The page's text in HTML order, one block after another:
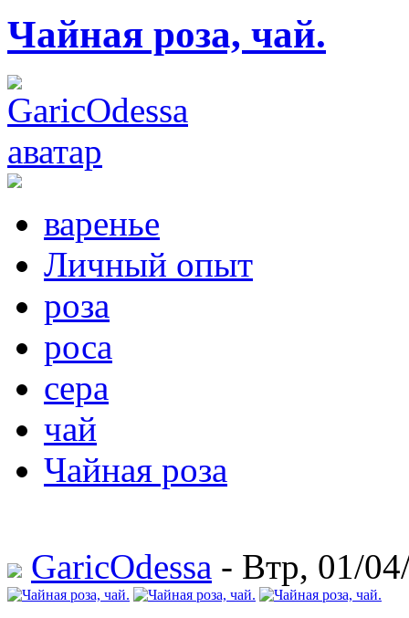
Чайная роза, чай.
варенье
Личный опыт
роза
роса
сера
чай
Чайная роза
GaricOdessa - Втр, 01/